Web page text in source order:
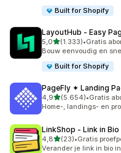
Built for Shopify
LayoutHub ‑ Easy
5,0van 5 sterren
(1.333)
1333 recensies in totaal
•Gratis
Bouw eenvoudig en
Built for Shopify
PageFly ✦ Landing
4,9van 5 sterren
(5.654)
5654 recensies in
•Gratis
Home-, landings- en
LinkShop ‑ Link in Bio
4,8van 5 sterren
(23)
23 recensies in totaal
•Gratis
Verander je link in bio